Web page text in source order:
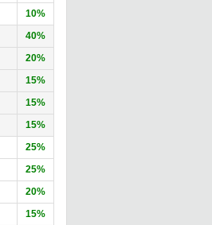
10%
40%
20%
15%
15%
15%
25%
25%
20%
15%